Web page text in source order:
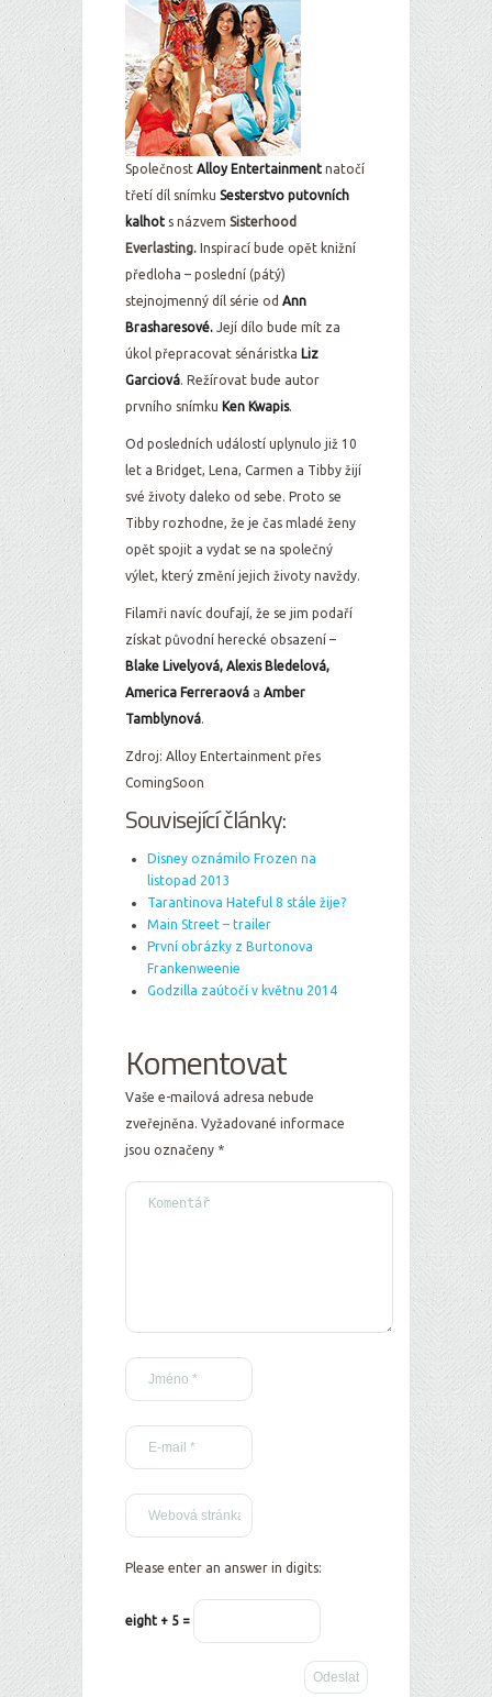
Společnost Alloy Entertainment natočí
třetí díl snímku Sesterstvo putovních
kalhot s názvem Sisterhood
Everlasting. Inspirací bude opět knižní
předloha – poslední (pátý)
stejnojmenný díl série od Ann
Brasharesové. Její dílo bude mít za
úkol přepracovat sénáristka Liz
Garciová. Režírovat bude autor
prvního snímku Ken Kwapis.
Od posledních událostí uplynulo již 10
let a Bridget, Lena, Carmen a Tibby žijí
své životy daleko od sebe. Proto se
Tibby rozhodne, že je čas mladé ženy
opět spojit a vydat se na společný
výlet, který změní jejich životy navždy.
Filamři navíc doufají, že se jim podaří
získat původní herecké obsazení –
Blake Livelyová, Alexis Bledelová,
America Ferreraová a Amber
Tamblynová.
Zdroj: Alloy Entertainment přes
ComingSoon
Související články:
Disney oznámilo Frozen na
listopad 2013
Tarantinova Hateful 8 stále žije?
Main Street – trailer
První obrázky z Burtonova
Frankenweenie
Godzilla zaútočí v květnu 2014
Komentovat
Vaše e-mailová adresa nebude
zveřejněna. Vyžadované informace
jsou označeny *
Please enter an answer in digits:
eight + 5 =